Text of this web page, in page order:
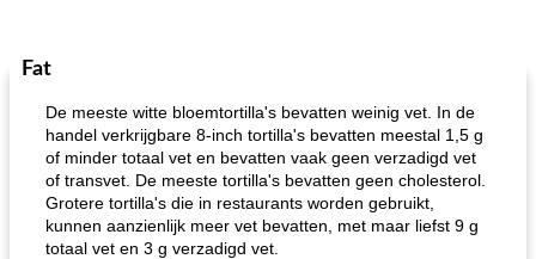
Fat
De meeste witte bloemtortilla's bevatten weinig vet. In de
handel verkrijgbare 8-inch tortilla's bevatten meestal 1,5 g
of minder totaal vet en bevatten vaak geen verzadigd vet
of transvet. De meeste tortilla's bevatten geen cholesterol.
Grotere tortilla's die in restaurants worden gebruikt,
kunnen aanzienlijk meer vet bevatten, met maar liefst 9 g
totaal vet en 3 g verzadigd vet.